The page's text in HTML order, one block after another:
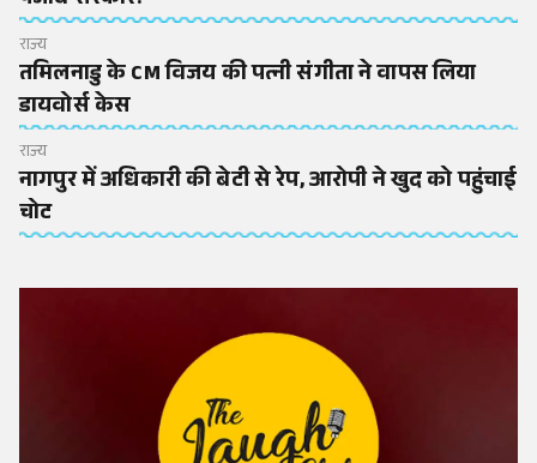
राज्य
तमिलनाडु के CM विजय की पत्नी संगीता ने वापस लिया
डायवोर्स केस
राज्य
नागपुर में अधिकारी की बेटी से रेप, आरोपी ने खुद को पहुंचाई
चोट